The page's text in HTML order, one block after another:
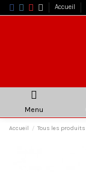
Accueil
Menu
Accueil Tous les produits